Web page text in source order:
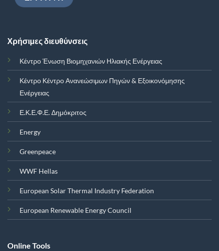
Χρήσιμες διευθύνσεις
Κέντρο Ένωση Βιομηχανιών Ηλιακής Ενέργειας
Κέντρο Κέντρο Ανανεώσιμων Πηγών & Εξοικονόμησης
Ενέργειας
Ε.Κ.Ε.Φ.Ε. Δημόκριτος
Energy
Greenpeace
WWF Hellas
European Solar Thermal Industry Federation
European Renewable Energy Council
Online Tools